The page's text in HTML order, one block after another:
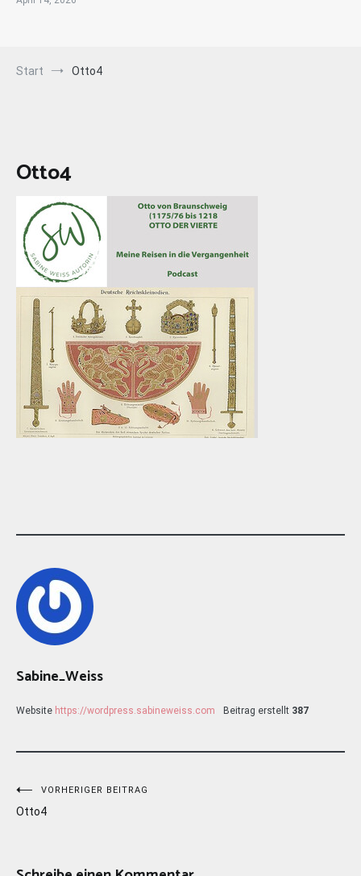
Start Otto4
Otto4
Sabine_Weiss
Website https://wordpress.sabineweiss.com Beitrag erstellt 387
Beitragsnavigation
VORHERIGER BEITRAG
Otto4